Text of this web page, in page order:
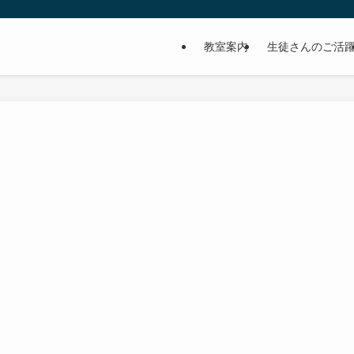
教室案内 生徒さんのご活